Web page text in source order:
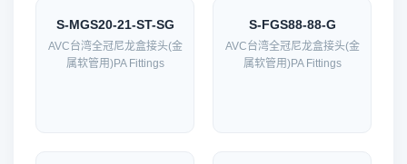
S-MGS20-21-ST-SG
AVC台湾全冠尼龙盒接头(金
属软管用)PA Fittings
S-FGS88-88-G
AVC台湾全冠尼龙盒接头(金
属软管用)PA Fittings